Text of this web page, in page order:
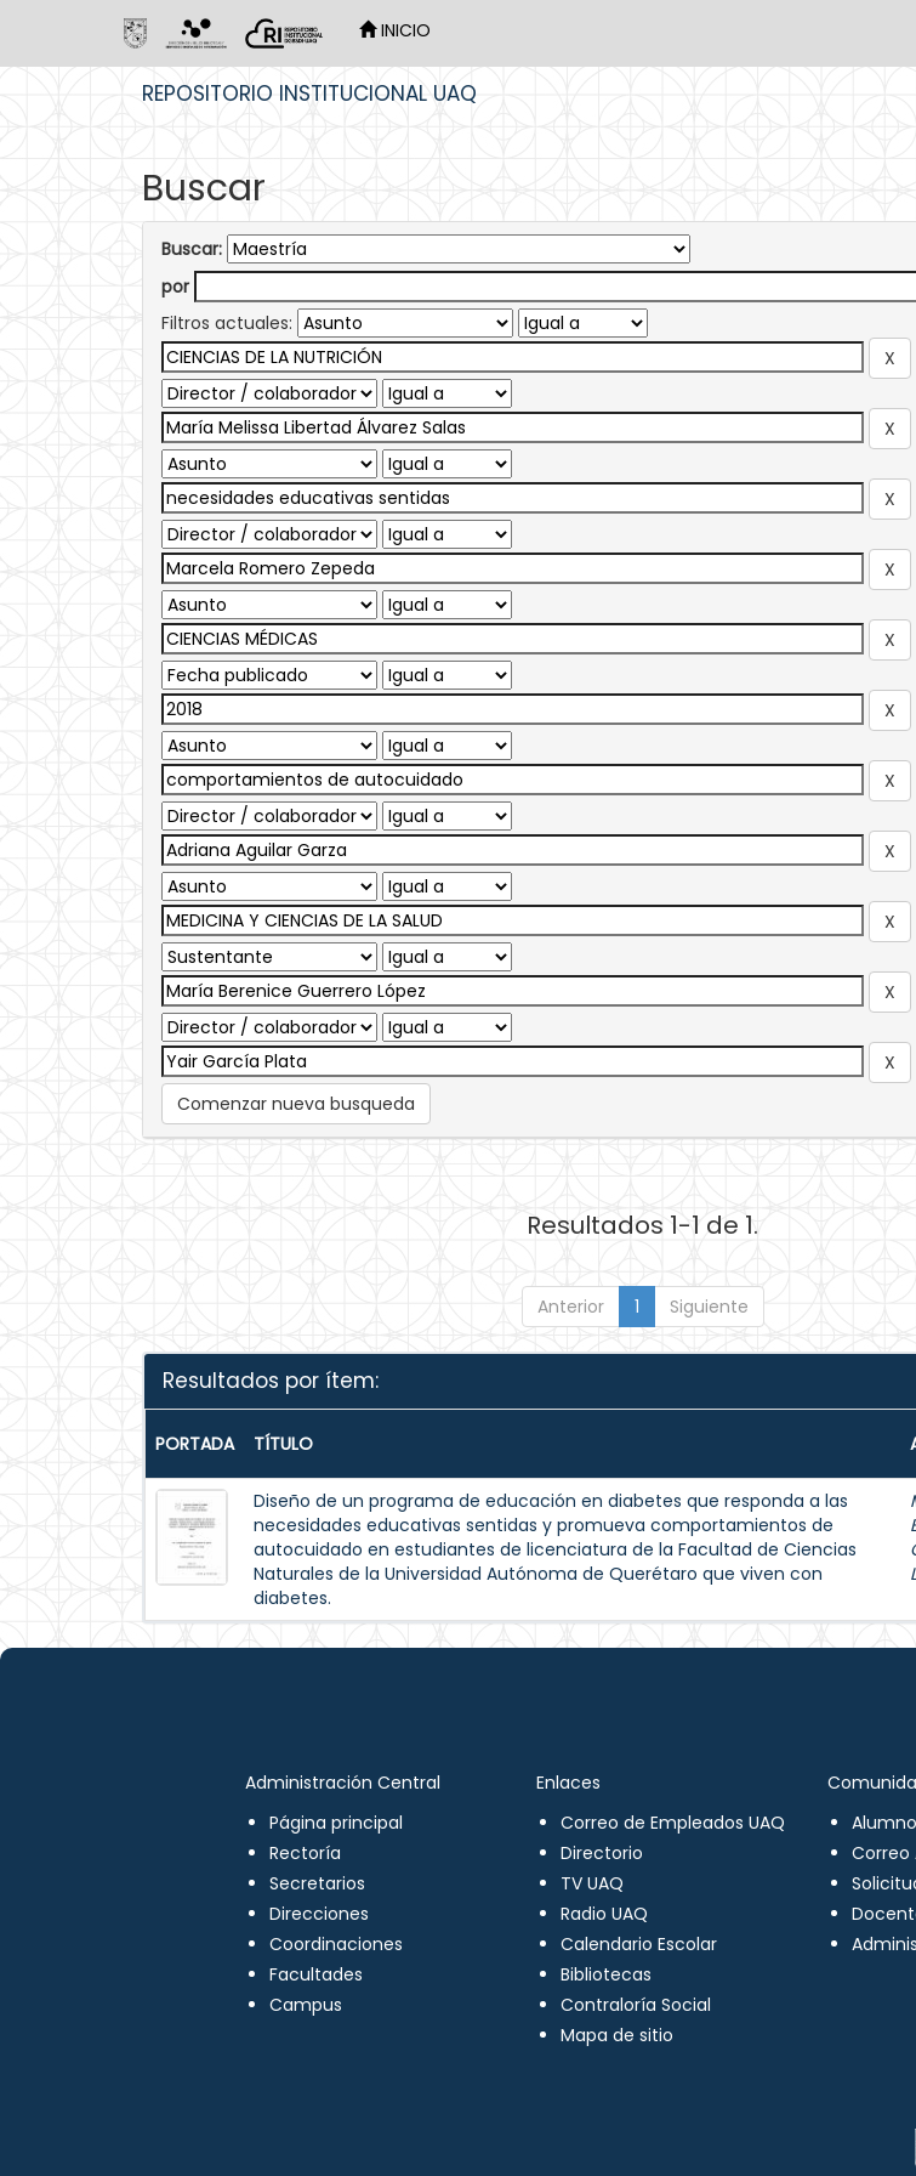
INICIO
REPOSITORIO INSTITUCIONAL UAQ
Buscar
Buscar:
por
Filtros actuales:
Comenzar nueva busqueda
Resultados 1-1 de 1.
Anterior 1 Siguiente
Resultados por ítem:
PORTADA TÍTULO
Diseño de un programa de educación en diabetes que responda a las
necesidades educativas sentidas y promueva comportamientos de
autocuidado en estudiantes de licenciatura de la Facultad de Ciencias
Naturales de la Universidad Autónoma de Querétaro que viven con
diabetes.
Administración Central
Página principal
Rectoría
Secretarios
Direcciones
Coordinaciones
Facultades
Campus
Enlaces
Correo de Empleados UAQ
Directorio
TV UAQ
Radio UAQ
Calendario Escolar
Bibliotecas
Contraloría Social
Mapa de sitio
Correo